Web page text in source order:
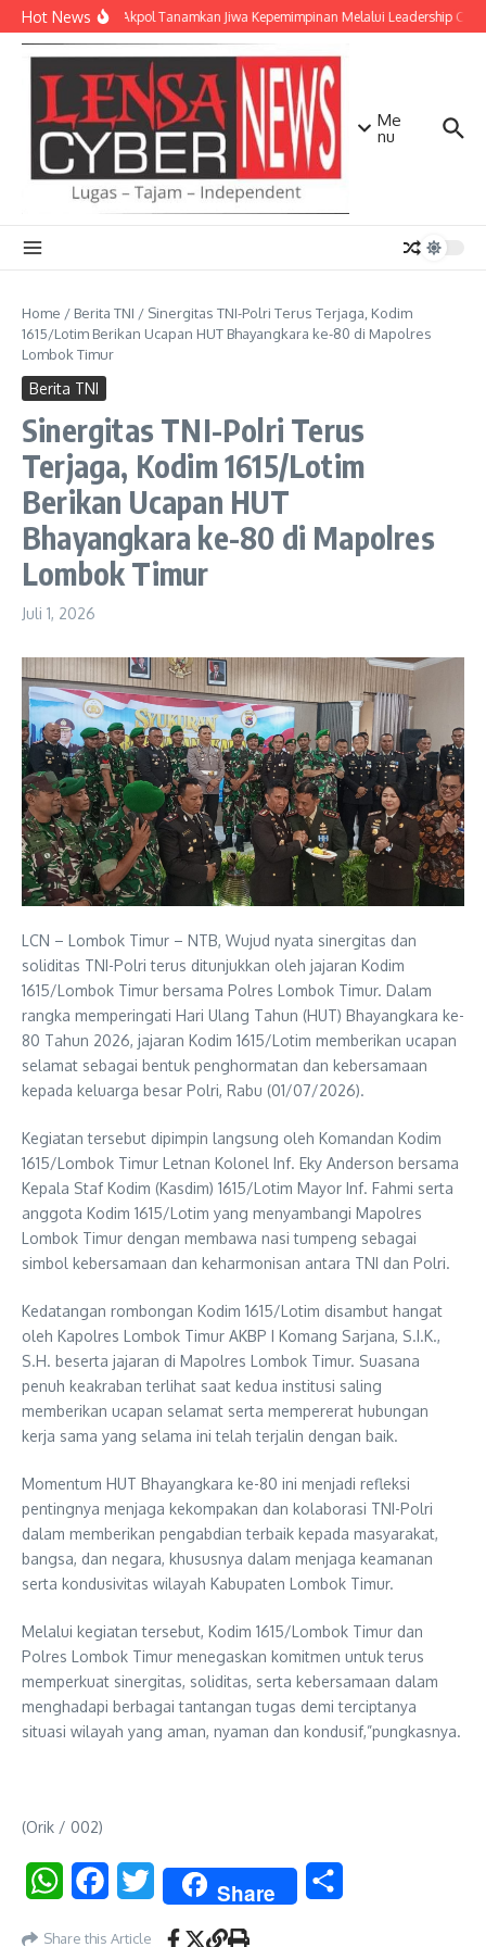
Lewati ke konten
Hot NewsTaruna Akpol Tanamkan Jiwa Kepemimpinan Melalui Leadership
Me
nu
Home / Berita TNI / Sinergitas TNI-Polri Terus Terjaga, Kodim
1615/Lotim Berikan Ucapan HUT Bhayangkara ke-80 di Mapolres
Lombok Timur
Berita TNI
Sinergitas TNI-Polri Terus
Terjaga, Kodim 1615/Lotim
Berikan Ucapan HUT
Bhayangkara ke-80 di Mapolres
Lombok Timur
Juli 1, 2026
LCN – Lombok Timur – NTB, Wujud nyata sinergitas dan
soliditas TNI-Polri terus ditunjukkan oleh jajaran Kodim
1615/Lombok Timur bersama Polres Lombok Timur. Dalam
rangka memperingati Hari Ulang Tahun (HUT) Bhayangkara ke-
80 Tahun 2026, jajaran Kodim 1615/Lotim memberikan ucapan
selamat sebagai bentuk penghormatan dan kebersamaan
kepada keluarga besar Polri, Rabu (01/07/2026).
Kegiatan tersebut dipimpin langsung oleh Komandan Kodim
1615/Lombok Timur Letnan Kolonel Inf. Eky Anderson bersama
Kepala Staf Kodim (Kasdim) 1615/Lotim Mayor Inf. Fahmi serta
anggota Kodim 1615/Lotim yang menyambangi Mapolres
Lombok Timur dengan membawa nasi tumpeng sebagai
simbol kebersamaan dan keharmonisan antara TNI dan Polri.
Kedatangan rombongan Kodim 1615/Lotim disambut hangat
oleh Kapolres Lombok Timur AKBP I Komang Sarjana, S.I.K.,
S.H. beserta jajaran di Mapolres Lombok Timur. Suasana
penuh keakraban terlihat saat kedua institusi saling
memberikan ucapan selamat serta mempererat hubungan
kerja sama yang selama ini telah terjalin dengan baik.
Momentum HUT Bhayangkara ke-80 ini menjadi refleksi
pentingnya menjaga kekompakan dan kolaborasi TNI-Polri
dalam memberikan pengabdian terbaik kepada masyarakat,
bangsa, dan negara, khususnya dalam menjaga keamanan
serta kondusivitas wilayah Kabupaten Lombok Timur.
Melalui kegiatan tersebut, Kodim 1615/Lombok Timur dan
Polres Lombok Timur menegaskan komitmen untuk terus
memperkuat sinergitas, soliditas, serta kebersamaan dalam
menghadapi berbagai tantangan tugas demi terciptanya
situasi wilayah yang aman, nyaman dan kondusif,”pungkasnya.
(Orik / 002)
WhatsAppFacebookTwitter Share
Share this Article